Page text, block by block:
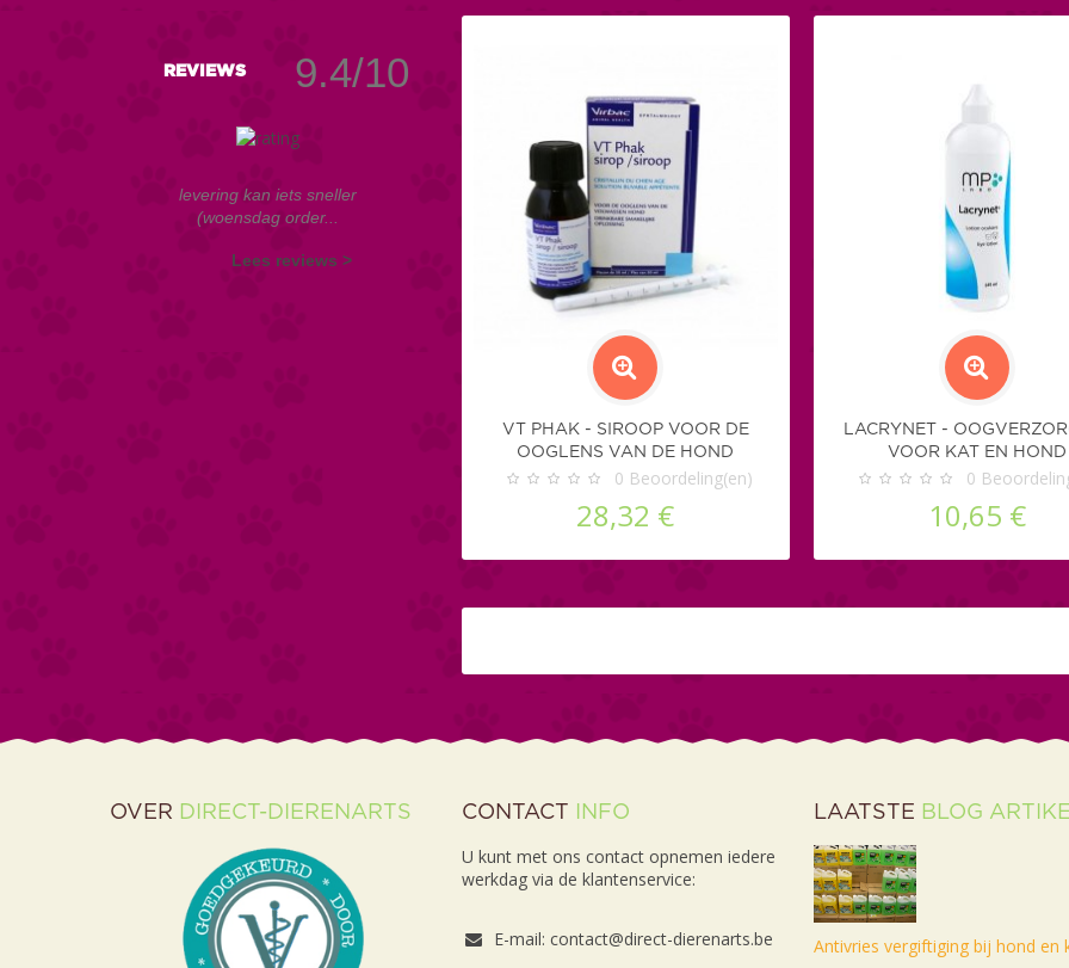
REVIEWS 9.4/10
levering kan iets sneller
(woensdag order...
Lees reviews >
VT PHAK - SIROOP VOOR DE
OOGLENS VAN DE HOND
0 Beoordeling(en)
28,32 €
LACRYNET -
VOOR KAT EN HOND
0
10,65 €
OVER DIRECT-DIERENARTS CONTACT INFO
U kunt met ons contact opnemen iedere
werkdag via de klantenservice:
E-mail: contact@direct-dierenarts.be
LAATSTE BLOG
Antivries vergiftiging bij hond en